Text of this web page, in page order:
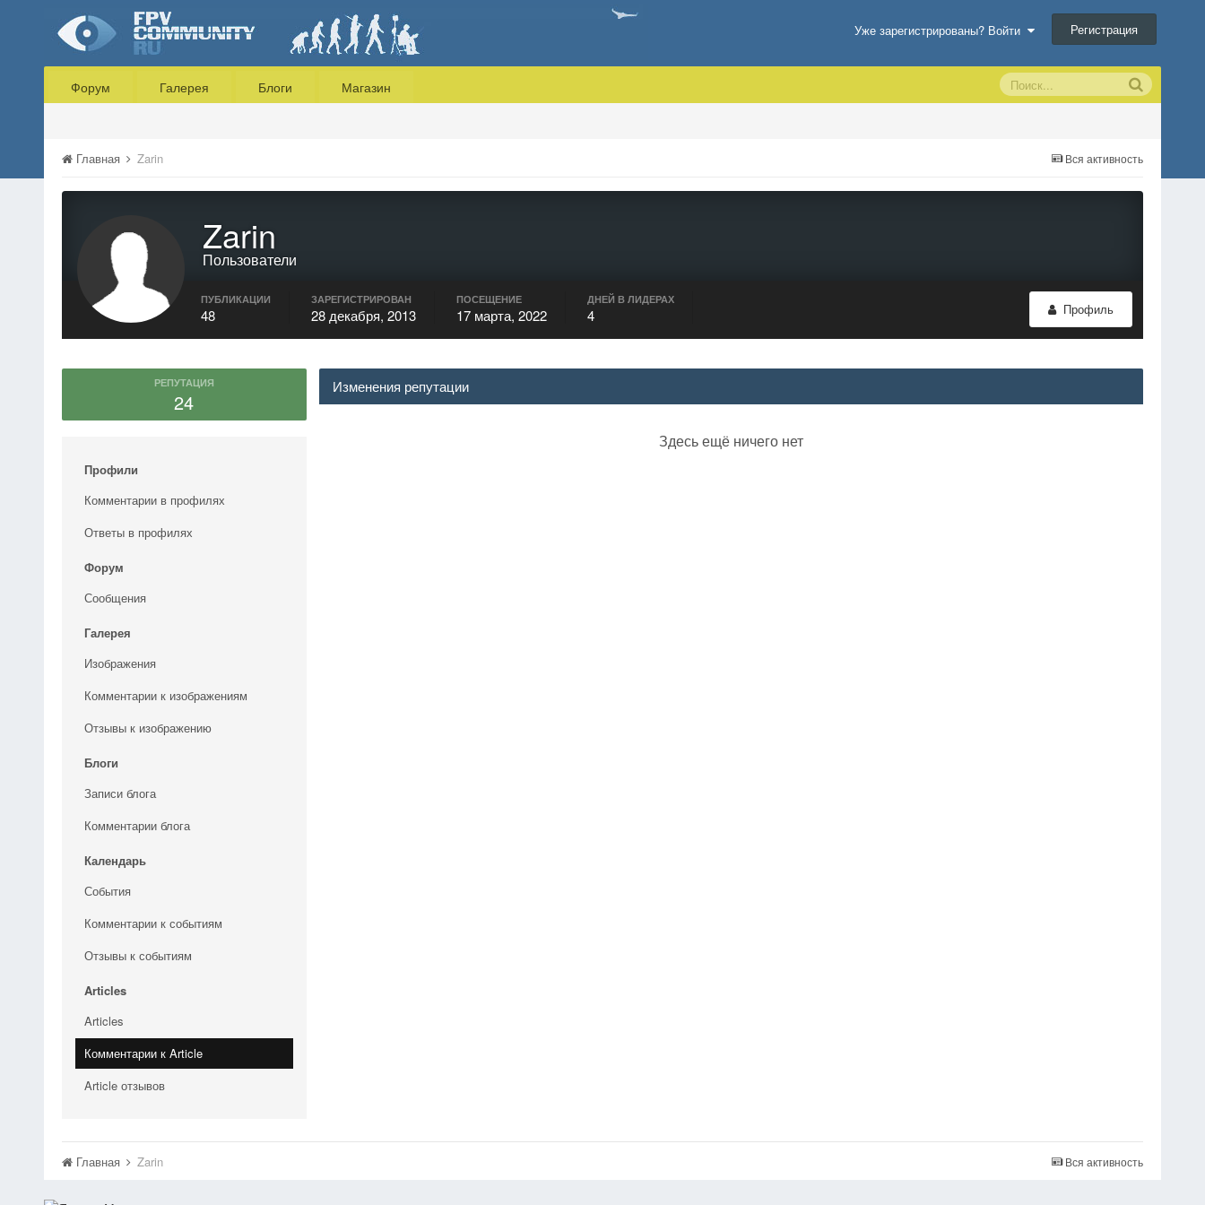
Уже зарегистрированы? Войти Регистрация
Форум Галерея Блоги Магазин
Вся активность
Главная Zarin
Zarin
Пользователи
Профиль
ПУБЛИКАЦИИ
48
ЗАРЕГИСТРИРОВАН
28 декабря, 2013
ПОСЕЩЕНИЕ
17 марта, 2022
ДНЕЙ В ЛИДЕРАХ
4
РЕПУТАЦИЯ
24
Профили
Комментарии в профилях
Ответы в профилях
Форум
Сообщения
Галерея
Изображения
Комментарии к изображениям
Отзывы к изображению
Блоги
Записи блога
Комментарии блога
Календарь
События
Комментарии к событиям
Отзывы к событиям
Articles
Articles
Комментарии к Article
Article отзывов
Изменения репутации
Здесь ещё ничего нет
Вся активность
Главная Zarin